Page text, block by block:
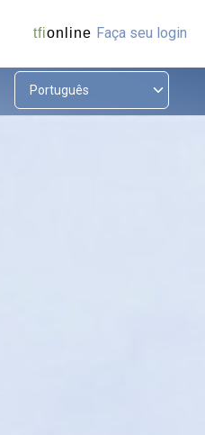
tfionline Faça seu login